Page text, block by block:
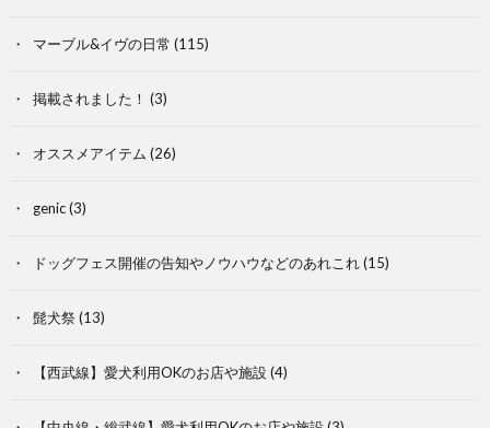
マーブル&イヴの日常 (115)
掲載されました！ (3)
オススメアイテム (26)
genic(3)
ドッグフェス開催の告知やノウハウなどのあれこれ(15)
髭犬祭 (13)
【西武線】愛犬利用OKのお店や施設(4)